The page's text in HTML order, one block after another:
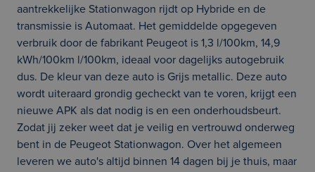
aantrekkelijke Stationwagon rijdt op Hybride en de
transmissie is Automaat. Het gemiddelde opgegeven
verbruik door de fabrikant Peugeot is 1,3 l/100km, 14,9
kWh/100km l/100km, ideaal voor dagelijks autogebruik
dus. De kleur van deze auto is Grijs metallic. Deze auto
wordt uiteraard grondig gecheckt van te voren, krijgt een
nieuwe APK als dat nodig is en een onderhoudsbeurt.
Zodat jij zeker weet dat je veilig en vertrouwd onderweg
bent in de Peugeot Stationwagon. Over het algemeen
leveren we auto's altijd binnen 14 dagen bij je thuis, maar